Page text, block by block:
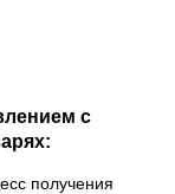
с
получения